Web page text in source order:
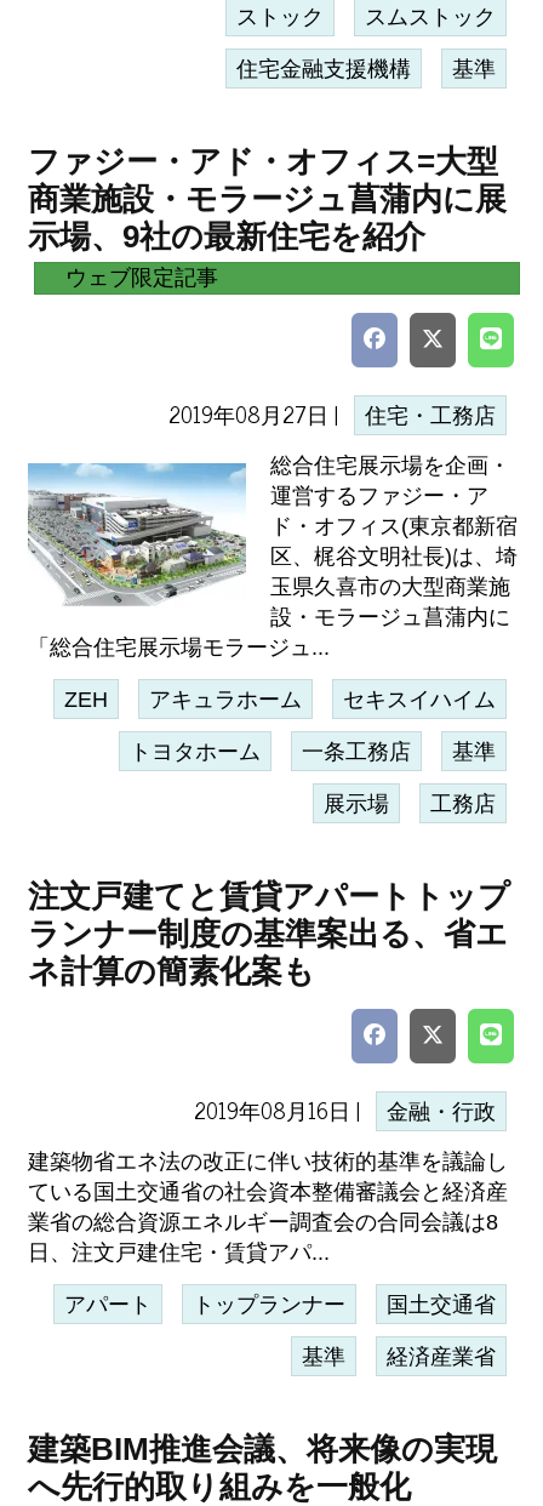
ストック スムストック
住宅金融支援機構 基準
ファジー・アド・オフィス=大型
商業施設・モラージュ菖蒲内に展
示場、9社の最新住宅を紹介
ウェブ限定記事
2019年08月27日 | 住宅・工務店
総合住宅展示場を企画・
運営するファジー・ア
ド・オフィス(東京都新宿
区、梶谷文明社長)は、埼
玉県久喜市の大型商業施
設・モラージュ菖蒲内に
「総合住宅展示場モラージュ...
ZEH アキュラホーム セキスイハイム
トヨタホーム 一条工務店 基準
展示場 工務店
注文戸建てと賃貸アパートトップ
ランナー制度の基準案出る、省エ
ネ計算の簡素化案も
2019年08月16日 | 金融・行政
建築物省エネ法の改正に伴い技術的基準を議論し
ている国土交通省の社会資本整備審議会と経済産
業省の総合資源エネルギー調査会の合同会議は8
日、注文戸建住宅・賃貸アパ...
アパート トップランナー 国土交通省
基準 経済産業省
建築BIM推進会議、将来像の実現
へ先行的取り組みを一般化